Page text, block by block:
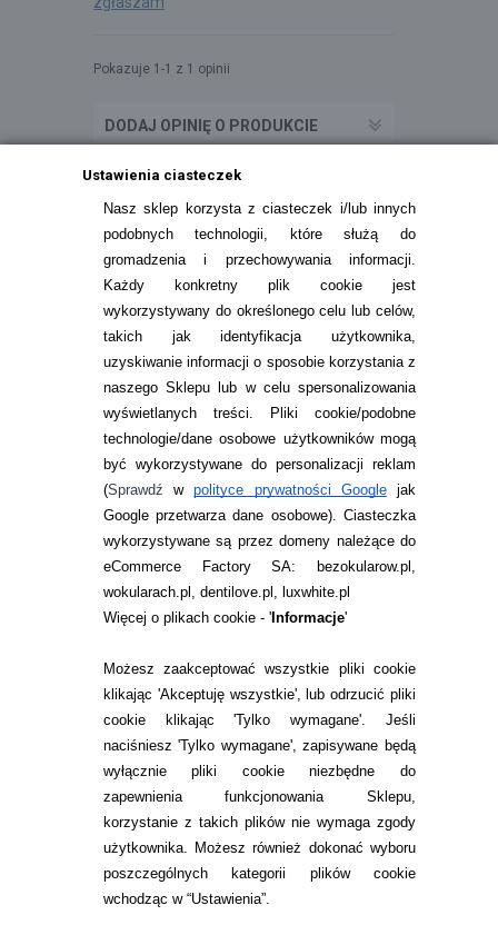
Ustawienia ciasteczek
Nasz sklep korzysta z ciasteczek i/lub innych
podobnych technologii, które służą do
gromadzenia i przechowywania informacji.
Każdy konkretny plik cookie jest
wykorzystywany do określonego celu lub celów,
takich jak identyfikacja użytkownika,
uzyskiwanie informacji o sposobie korzystania z
naszego Sklepu lub w celu spersonalizowania
wyświetlanych treści.
Pliki cookie/podobne
technologie/dane osobowe użytkowników mogą
być wykorzystywane do personalizacji reklam
(Sprawdźwpolityce prywatności Googlejak
Google przetwarza dane osobowe). Ciasteczka
wykorzystywane są przez domeny należące do
eCommerce Factory SA: bezokularow.pl,
wokularach.pl, dentilove.pl, luxwhite.pl
Więcej o plikach cookie - 'Informacje'
Możesz zaakceptować wszystkie pliki cookie
klikając 'Akceptuję wszystkie', lub odrzucić pliki
cookie klikając 'Tylko wymagane'. Jeśli
naciśniesz 'Tylko wymagane', zapisywane będą
wyłącznie pliki cookie niezbędne do
zapewnienia funkcjonowania Sklepu,
korzystanie z takich plików nie wymaga zgody
użytkownika. Możesz również dokonać wyboru
poszczególnych kategorii plików cookie
wchodząc w “Ustawienia”.
Pokazuje 1-1 z 1 opinii
DODAJ OPINIĘ O PRODUKCIE
INFORMACJE KONTAKTOWE
JAK ZAMAWIAĆ?
ZWROTY I REKLAMACJA
WARUNKI ZAKUPÓW
RANKINGI SOCZEWEK
SOCZEWKI KOLOROWE
Zwrot (odstąpienie od umowy)
ZMIEŃ USTAWIENIA ZGODY NA CIASTECZKA
KONTAKT
telefon:
22 113 44 42
telefon:
732 08 08 72